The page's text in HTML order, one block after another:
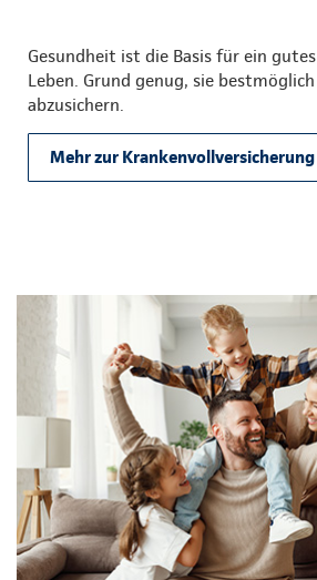
Gesundheit ist die Basis für ein gutes
Leben. Grund genug, sie bestmöglich
abzusichern.
Mehr zur Krankenvollversicherung